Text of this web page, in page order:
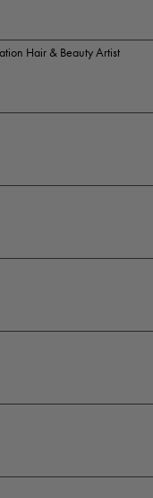
Hair & Beauty Artist